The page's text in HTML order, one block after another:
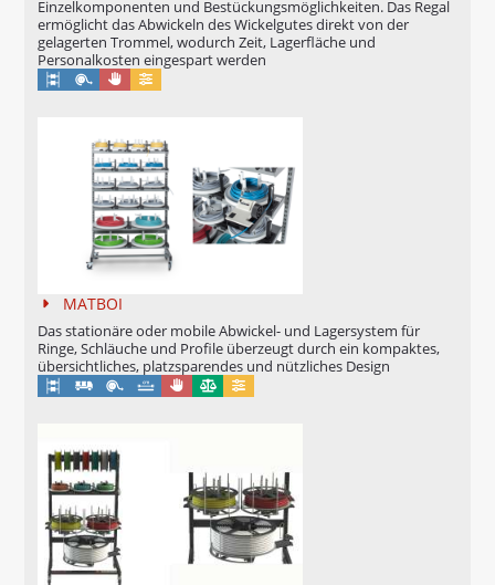
TROMBULLY
MATIS - MANUELLE SCHNEIDEINHEIT
MATIS - HYDRAULISCHE SCHNEIDEINHEIT
TROMMELBESTÜCKUNGSPLATTFORM
TROMSTOP für Hubgeräte
RAPID - WICKELKÖPFE / WICKELACHSEN
EIN- UND AUSLAUFROLLENKÄFIGE
AUTOBIND Kunststoffband
AUTOBIND Elastikschnur
BE- UND ENTLADEHILFE FÜR TROMMELN
Einzelkomponenten und Bestückungsmöglichkeiten. Das Regal
ermöglicht das Abwickeln des Wickelgutes direkt von der
gelagerten Trommel, wodurch Zeit, Lagerfläche und
Personalkosten eingespart werden
Manuell
Konfigurierbar
MATBOI
Das stationäre oder mobile Abwickel- und Lagersystem für
Ringe, Schläuche und Profile überzeugt durch ein kompaktes,
übersichtliches, platzsparendes und nützliches Design
Manuell
Eichung möglich
Konfigurierbar